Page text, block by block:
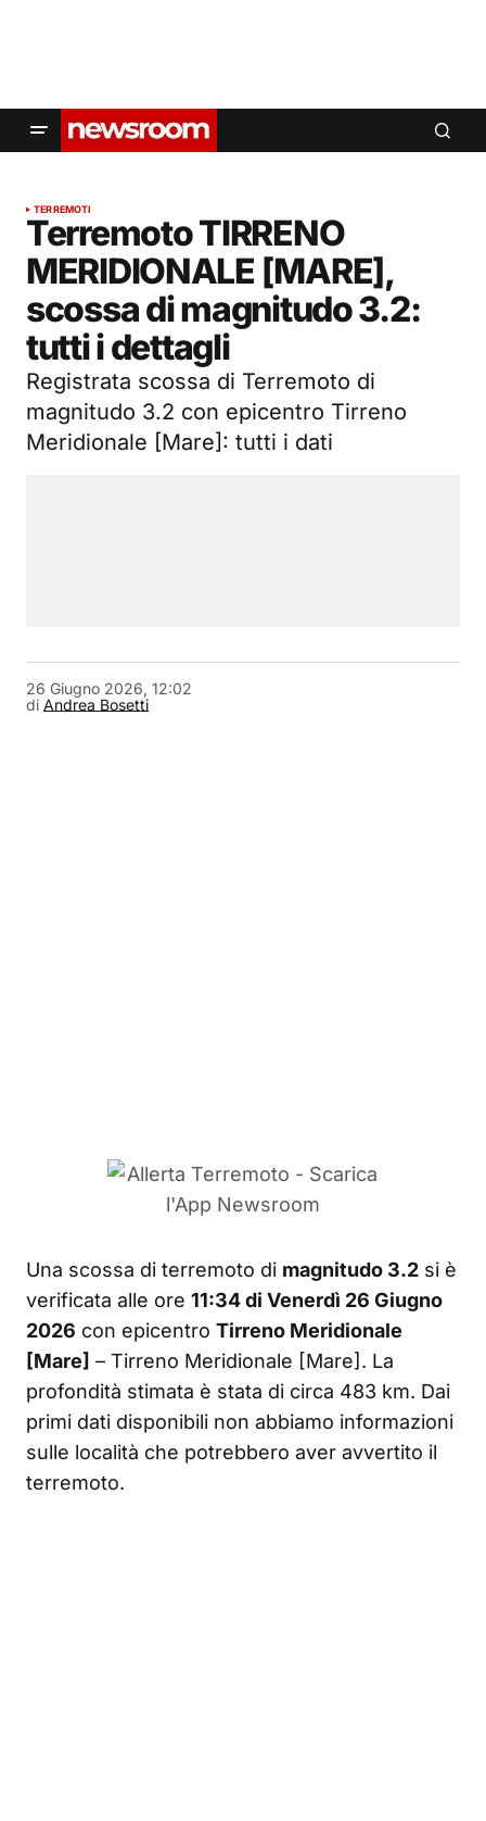
TERREMOTI
Terremoto TIRRENO
MERIDIONALE [MARE],
scossa di magnitudo 3.2:
tutti i dettagli
Registrata scossa di Terremoto di
magnitudo 3.2 con epicentro Tirreno
Meridionale [Mare]: tutti i dati
di Andrea Bosetti
26 Giugno 2026, 12:02
Una scossa di terremoto di magnitudo 3.2 si è
verificata alle ore 11:34 di Venerdì 26 Giugno
2026 con epicentro Tirreno Meridionale
[Mare] – Tirreno Meridionale [Mare]. La
profondità stimata è stata di circa 483 km. Dai
primi dati disponibili non abbiamo informazioni
sulle località che potrebbero aver avvertito il
terremoto.